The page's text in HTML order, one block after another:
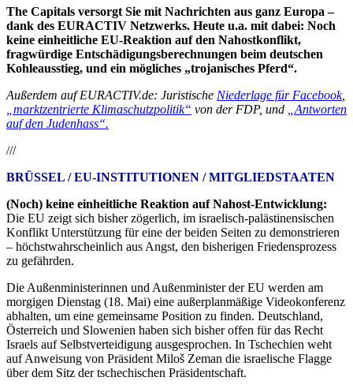
The Capitals versorgt Sie mit Nachrichten aus ganz Europa –
dank des EURACTIV Netzwerks. Heute u.a. mit dabei: Noch
keine einheitliche EU-Reaktion auf den Nahostkonflikt,
fragwürdige Entschädigungsberechnungen beim deutschen
Kohleausstieg, und ein mögliches „trojanisches Pferd“.
Außerdem auf EURACTIV.de: Juristische Niederlage für Facebook,
„marktzentrierte Klimaschutzpolitik“ von der FDP, und
„Antworten
auf den Judenhass“.
///
BRÜSSEL / EU-INSTITUTIONEN / MITGLIEDSTAATEN
(Noch) keine einheitliche Reaktion auf Nahost-Entwicklung:
Die EU zeigt sich bisher zögerlich, im israelisch-palästinensischen
Konflikt Unterstützung für eine der beiden Seiten zu demonstrieren
– höchstwahrscheinlich aus Angst, den bisherigen Friedensprozess
zu gefährden.
Die Außenministerinnen und Außenminister der EU werden am
morgigen Dienstag (18. Mai) eine außerplanmäßige Videokonferenz
abhalten, um eine gemeinsame Position zu finden. Deutschland,
Österreich und Slowenien haben sich bisher offen für das Recht
Israels auf Selbstverteidigung ausgesprochen. In Tschechien weht
auf Anweisung von Präsident Miloš Zeman die israelische Flagge
über dem Sitz der tschechischen Präsidentschaft.